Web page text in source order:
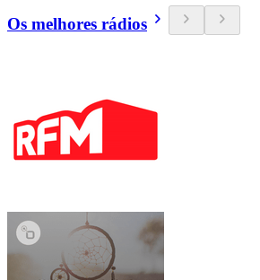
Os melhores rádios